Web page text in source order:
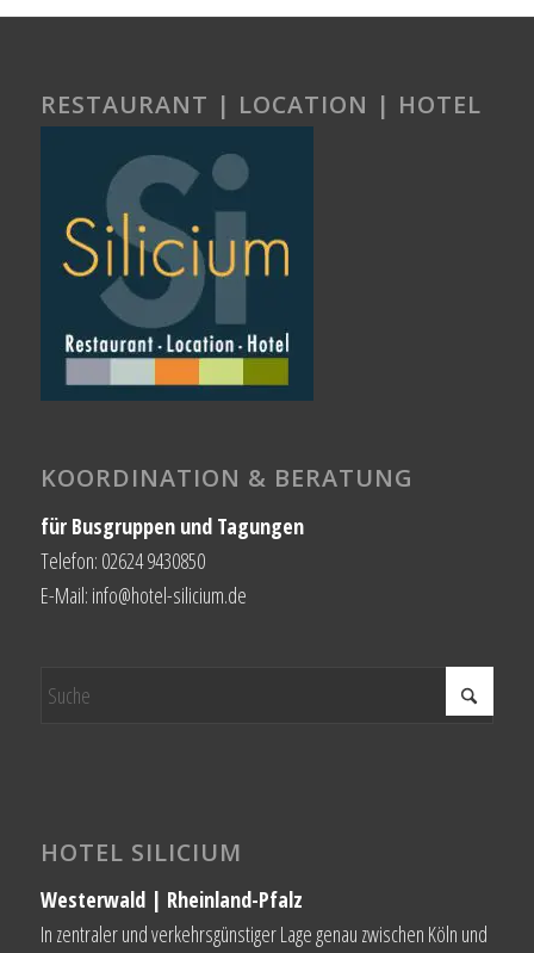
RESTAURANT | LOCATION | HOTEL
KOORDINATION & BERATUNG
für Busgruppen und Tagungen
Telefon: 02624 9430850
E-Mail: info@hotel-silicium.de
HOTEL SILICIUM
Westerwald | Rheinland-Pfalz
In zentraler und verkehrsgünstiger Lage genau zwischen Köln und